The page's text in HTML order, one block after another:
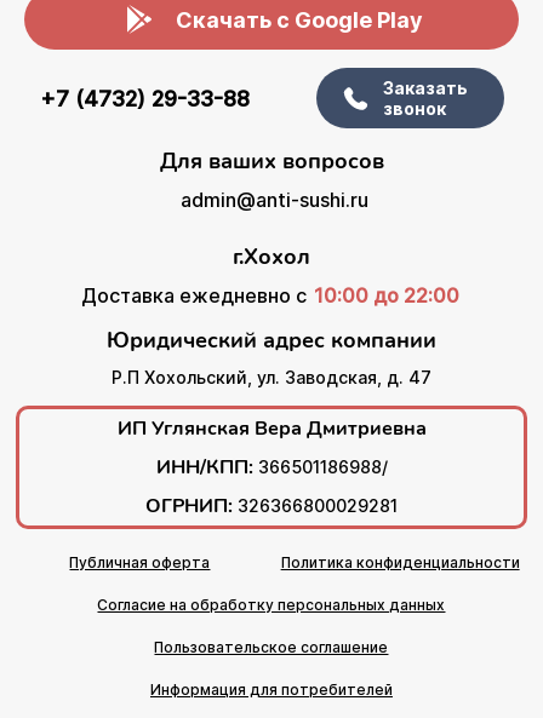
Скачать с Google Play
+7 (4732) 29-33-88
Заказать
звонок
Для ваших вопросов
admin@anti-sushi.ru
г.Хохол
Доставка ежедневно с 10:00 до 22:00
Юридический адрес компании
Р.П Хохольский, ул. Заводская, д. 47
ИП Углянская Вера Дмитриевна
ИНН/КПП: 366501186988/
ОГРНИП: 326366800029281
Публичная оферта Политика конфиденциальности
Согласие на обработку персональных данных
Пользовательское соглашение
Информация для потребителей